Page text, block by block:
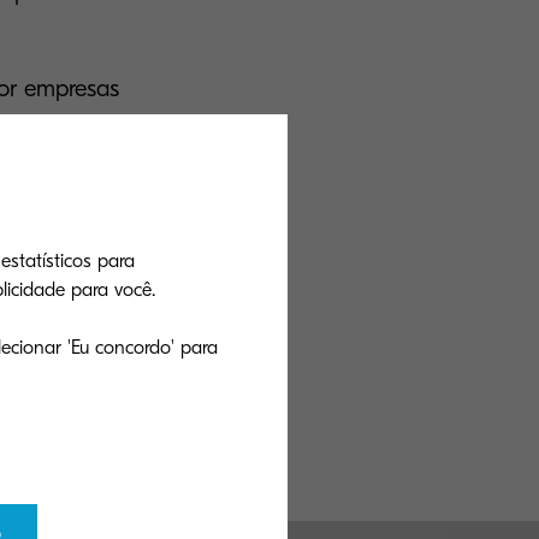
empresas
modernas
120 milhões
de 9.500
para
para você.
'Eu concordo' para